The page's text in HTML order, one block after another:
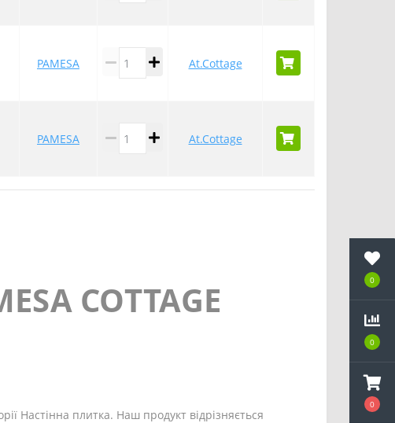
0
0
0
PAMESA At.Cottage
PAMESA At.Cottage
COTTAGE
Настінна плитка. Наш продукт відрізняється